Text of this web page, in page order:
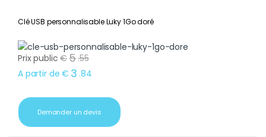
Clé USB personnalisable Luky 1Go doré
Prix public €5.55
A partir de € 3 .84
Demander un devis